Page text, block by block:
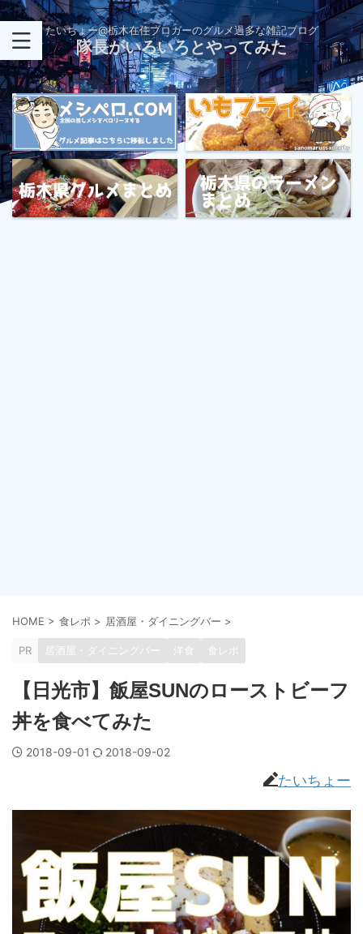
たいちょー@栃木在住ブロガーのグルメ過多な雑記ブログ
隊長がいろいろとやってみた
HOME > 食レポ > 居酒屋・ダイニングバー >
PR 居酒屋・ダイニングバー 洋食 食レポ
【日光市】飯屋SUNのローストビーフ
丼を食べてみた
2018-09-01 2018-09-02
たいちょー